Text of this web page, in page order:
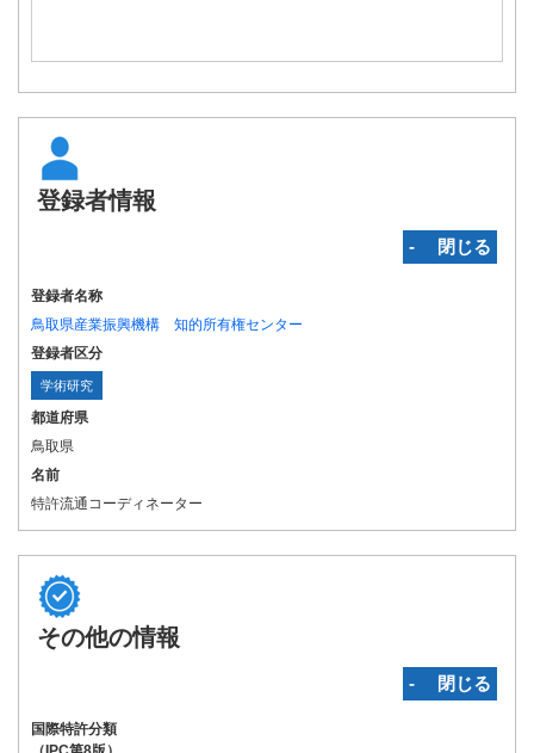
登録者情報
‐ 閉じる
登録者名称
鳥取県産業振興機構 知的所有権センター
登録者区分
学術研究
都道府県
鳥取県
名前
特許流通コーディネーター
その他の情報
‐ 閉じる
国際特許分類